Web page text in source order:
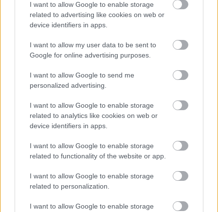
I want to allow Google to enable storage
related to advertising like cookies on web or
device identifiers in apps.
I want to allow my user data to be sent to
Google for online advertising purposes.
I want to allow Google to send me
personalized advertising.
I want to allow Google to enable storage
related to analytics like cookies on web or
device identifiers in apps.
I want to allow Google to enable storage
related to functionality of the website or app.
I want to allow Google to enable storage
related to personalization.
I want to allow Google to enable storage
ΜΠΕΙΤΕ ΣΤΗ ΣΥΖΗΤΗΣΗ
Loading...
ΣΗΜΕΡΑ ΣΤΟ IATRONET.GR